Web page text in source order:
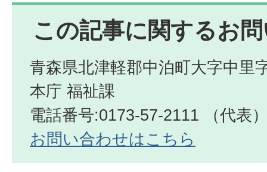
この記事に関するお
青森県北津軽郡中泊町大字中里
本庁 福祉課
電話番号:0173-57-2111 （代表
お問い合わせはこちら